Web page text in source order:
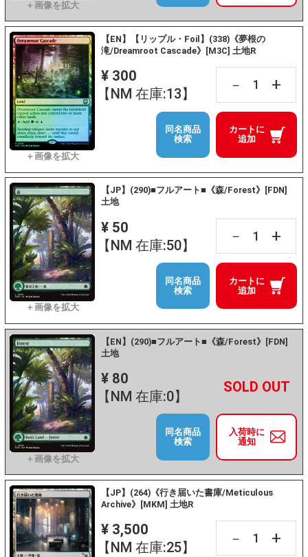
【EN】【リップル・Foil】(338)《夢根の
滝/Dreamroot Cascade》[M3C] 土地R
¥ 300
【NM 在庫:13】
－ +
カートに
追加
同名商品
検索
【JP】(290)■フルアート■《森/Forest》[FDN]
土地
¥ 50
【NM 在庫:50】
－ +
カートに
追加
同名商品
検索
【EN】(290)■フルアート■《森/Forest》[FDN]
土地
¥ 80
【NM 在庫:0】
－ +
入荷時に
通知
同名商品
検索
【JP】(264)《行き届いた書庫/Meticulous
Archive》[MKM] 土地R
¥ 3,500
【NM 在庫:25】
－ +